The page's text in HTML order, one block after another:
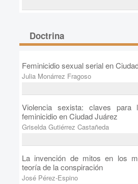
Doctrina
Feminicidio sexual serial en
Julia Monárrez Fragoso
Violencia sexista: claves para
feminicidio en Ciudad Juárez
Griselda Gutiérrez Castañeda
La invención de mitos en los
teoría de la conspiración
José Pérez-Espino